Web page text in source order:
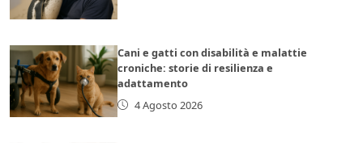
Cani e gatti con disabilità e malattie
croniche: storie di resilienza e
adattamento
4 Agosto 2026